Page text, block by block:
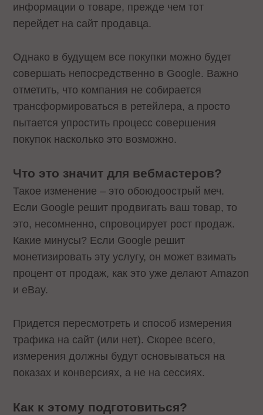
информации о товаре, прежде чем тот
перейдет на сайт продавца.
Однако в будущем все покупки можно будет
совершать непосредственно в Google. Важно
отметить, что компания не собирается
трансформироваться в ретейлера, а просто
пытается упростить процесс совершения
покупок насколько это возможно.
Что это значит для вебмастеров?
Такое изменение – это обоюдоострый меч.
Если Google решит продвигать ваш товар, то
это, несомненно, спровоцирует рост продаж.
Какие минусы? Если Google решит
монетизировать эту услугу, он может взимать
процент от продаж, как это уже делают Amazon
и eBay.
Придется пересмотреть и способ измерения
трафика на сайт (или нет). Скорее всего,
измерения должны будут основываться на
показах и конверсиях, а не на сессиях.
Как к этому подготовиться?